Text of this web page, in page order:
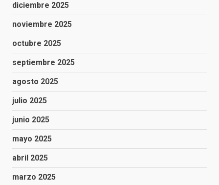
diciembre 2025
noviembre 2025
octubre 2025
septiembre 2025
agosto 2025
julio 2025
junio 2025
mayo 2025
abril 2025
marzo 2025